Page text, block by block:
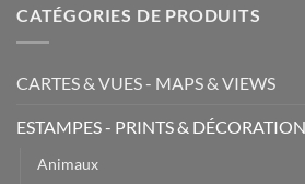
CATÉGORIES DE PRODUITS
CARTES & VUES - MAPS & VIEWS
ESTAMPES - PRINTS & DÉCORATION
Animaux